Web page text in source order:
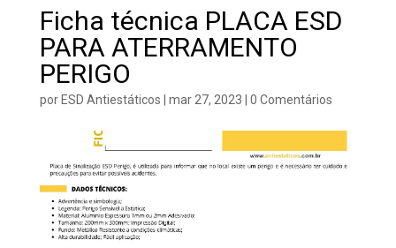
Ficha técnica PLACA ESD
PARA ATERRAMENTO
PERIGO
porESD Antiestáticos | mar 27, 2023 | 0 Comentários